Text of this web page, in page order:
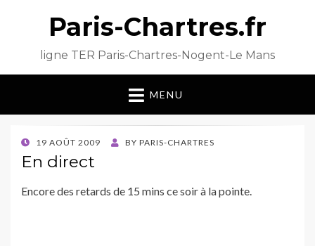
Paris-Chartres.fr
ligne TER Paris-Chartres-Nogent-Le Mans
MENU
POSTED
ON
19 AOÛT 2009 BY PARIS-CHARTRES
En direct
Encore des retards de 15 mins ce soir à la pointe.